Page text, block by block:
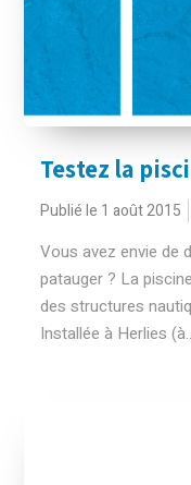
Testez la
Publié le 1 août 2015
Vous avez envie de
patauger ? La
des structures
Installée à Herlies